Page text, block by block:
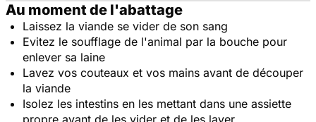
Au moment de l'abattage
Laissez la viande se vider de son sang
Evitez le soufflage de l'animal par la bouche pour
enlever sa laine
Lavez vos couteaux et vos mains avant de découper
la viande
Isolez les intestins en les mettant dans une assiette
propre avant de les vider et de les laver